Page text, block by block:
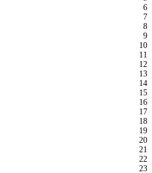
6
7
8
9
10
11
12
13
14
15
16
17
18
19
20
21
22
23